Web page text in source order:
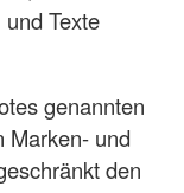
Texte
genannten
Marken- und
den